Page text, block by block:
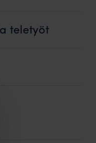
teletyöt